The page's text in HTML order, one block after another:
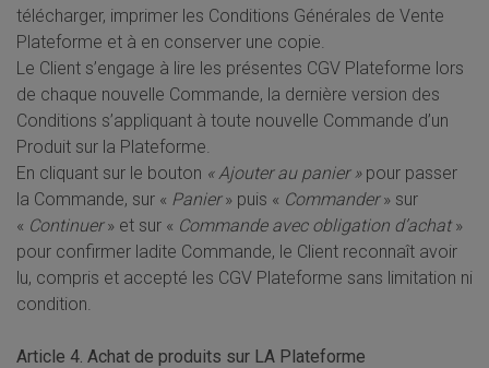
télécharger, imprimer les Conditions Générales de Vente
Plateforme et à en conserver une copie.
Le Client s’engage à lire les présentes CGV Plateforme lors
de chaque nouvelle Commande, la dernière version des
Conditions s’appliquant à toute nouvelle Commande d’un
Produit sur la Plateforme.
En cliquant sur le bouton « Ajouter au panier » pour passer
la Commande, sur « Panier» puis « Commander» sur
« Continuer» et sur « Commande avec obligation d’achat»
pour confirmer ladite Commande, le Client reconnaît avoir
lu, compris et accepté les CGV Plateforme sans limitation ni
condition.
Article 4. Achat de produits sur LA Plateforme